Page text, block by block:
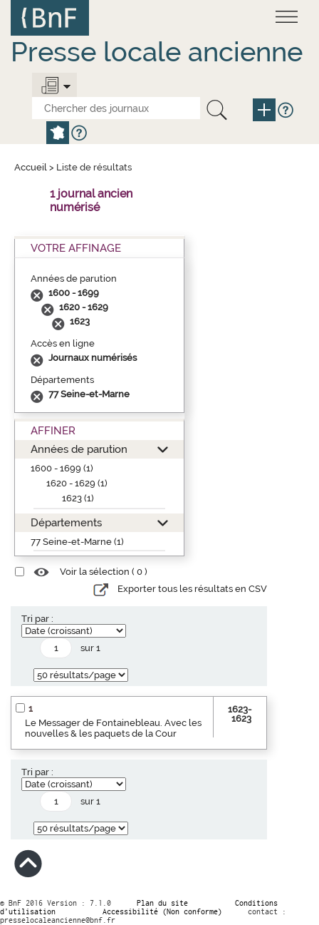
contenu
principal
Presse locale ancienne
Accueil > Liste de résultats
1 journal ancien
numérisé
VOTRE AFFINAGE
Années de parution
1600 - 1699
1620 - 1629
1623
Accès en ligne
Journaux numérisés
Départements
77 Seine-et-Marne
AFFINER
Années de parution
1600 - 1699 (1)
1620 - 1629 (1)
1623 (1)
Départements
77 Seine-et-Marne (1)
Voir la sélection ( 0 )
Exporter tous les résultats en CSV
Tri par :
sur 1
1
Le Messager de Fontainebleau. Avec les
nouvelles & les paquets de la Cour
1623-
1623
Tri par :
sur 1
© BnF 2016 Version : 7.1.0 Plan du site
Conditions
d’utilisation
Accessibilité (Non conforme)
contact :
presselocaleancienne@bnf.fr
Panneau de gestion des cookies